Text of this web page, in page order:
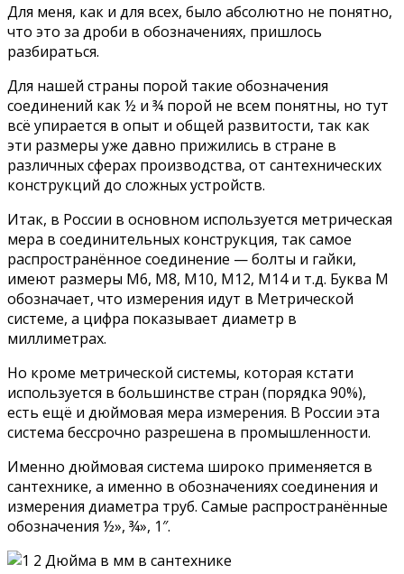
Для меня, как и для всех, было абсолютно не понятно,
что это за дроби в обозначениях, пришлось
разбираться.
Для нашей страны порой такие обозначения
соединений как ½ и ¾ порой не всем понятны, но тут
всё упирается в опыт и общей развитости, так как
эти размеры уже давно прижились в стране в
различных сферах производства, от сантехнических
конструкций до сложных устройств.
Итак, в России в основном используется метрическая
мера в соединительных конструкция, так самое
распространённое соединение — болты и гайки,
имеют размеры М6, М8, М10, М12, М14 и т.д. Буква М
обозначает, что измерения идут в Метрической
системе, а цифра показывает диаметр в
миллиметрах.
Но кроме метрической системы, которая кстати
используется в большинстве стран (порядка 90%),
есть ещё и дюймовая мера измерения. В России эта
система бессрочно разрешена в промышленности.
Именно дюймовая система широко применяется в
сантехнике, а именно в обозначениях соединения и
измерения диаметра труб. Самые распространённые
обозначения ½», ¾», 1″.